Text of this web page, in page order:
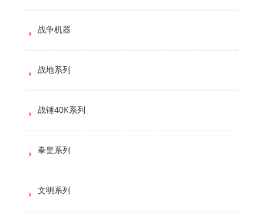
战争机器
战地系列
战锤40K系列
拳皇系列
文明系列